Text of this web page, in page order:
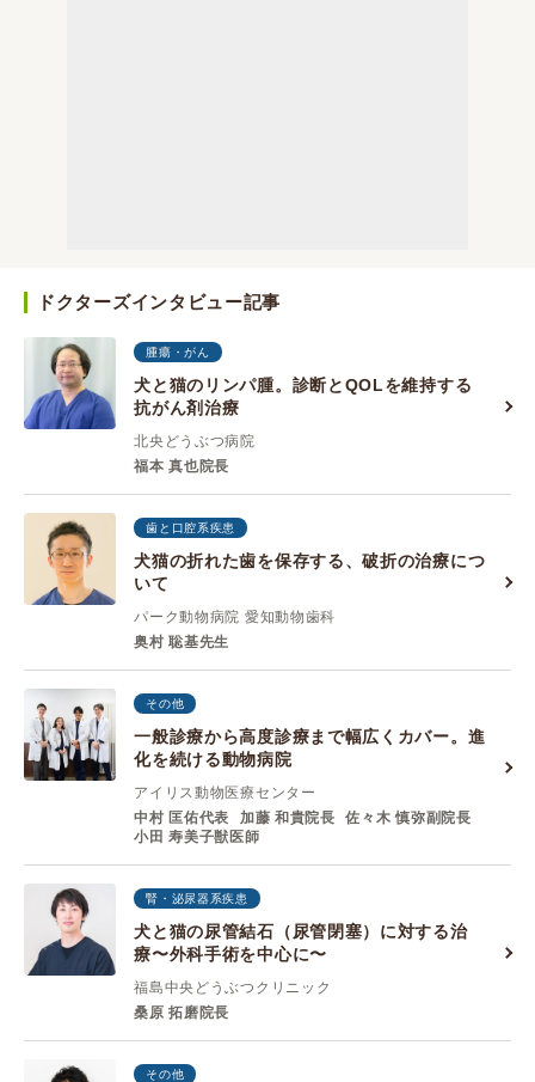
ドクターズインタビュー記事
腫瘍・がん
犬と猫のリンパ腫。診断とQOLを維持する
抗がん剤治療
北央どうぶつ病院
福本 真也院長
歯と口腔系疾患
犬猫の折れた歯を保存する、破折の治療につ
いて
パーク動物病院 愛知動物歯科
奥村 聡基先生
その他
一般診療から高度診療まで幅広くカバー。進
化を続ける動物病院
アイリス動物医療センター
中村 匡佑代表
加藤 和貴院⻑
佐々⽊ 慎弥副院⻑
⼩⽥ 寿美⼦獣医師
腎・泌尿器系疾患
犬と猫の尿管結石（尿管閉塞）に対する治
療〜外科手術を中心に〜
福島中央どうぶつクリニック
桑原 拓磨院長
その他